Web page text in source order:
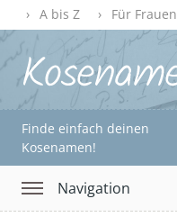
A bis Z Für Frauen
Finde einfach deinen
Kosenamen!
Navigation